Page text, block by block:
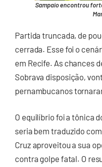
Sampaio encontrou
Partida truncada, de
cerrada. Esse foi o
em Recife. As chances
Sobrava disposição,
pernambucanos
O equilíbrio foi a tônica
seria bem traduzido
Cruz aproveitou a sua
contra golpe fatal. O